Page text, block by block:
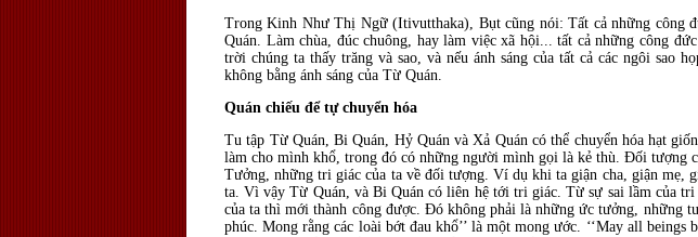
Trong Kinh Như Thị Ngữ (Itivutthaka), Bụt cũng nói: Tất cả những công
Quán. Làm chùa, đúc chuông, hay làm việc xã hội... tất cả những công
trời chúng ta thấy trăng và sao, và nếu ánh sáng của tất cả các ngôi sao
không bằng ánh sáng của Từ Quán.
Quán chiếu để tự chuyển hóa
Tu tập Từ Quán, Bi Quán, Hỷ Quán và Xả Quán có thể chuyển hóa hạt
làm cho mình khổ, trong đó có những người mình gọi là kẻ thù. Đối tượng
Tưởng, những tri giác của ta về đối tượng. Ví dụ khi ta giận cha, giận mẹ,
ta. Vì vậy Từ Quán, và Bi Quán có liên hệ tới tri giác. Từ sự sai lầm của
của ta thì mới thành công được. Đó không phải là những ức tưởng, những
phúc. Mong rằng các loài bớt đau khổ’’ là một mong ước. ‘‘May all